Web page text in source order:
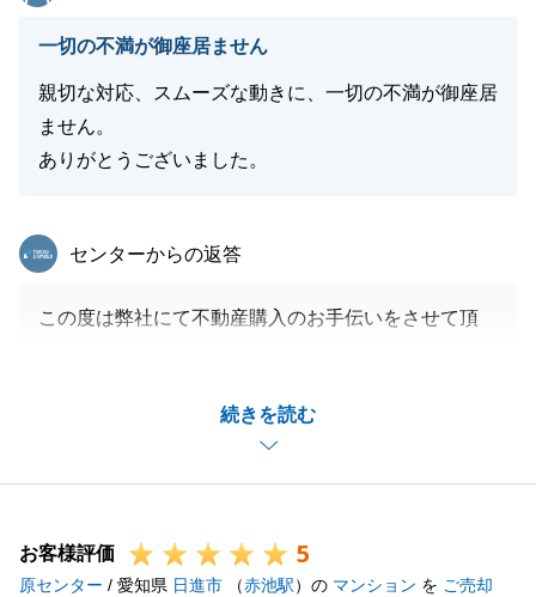
一切の不満が御座居ません
親切な対応、スムーズな動きに、一切の不満が御座居
ません。
ありがとうございました。
続きを読む
東急リバブル
センターからの返答
この度は弊社にて不動産購入のお手伝いをさせて頂
たり、微力ながらお力になれたならという思いです。
ご契約から、お引渡しまでの１ヶ月S様にはローン手
続きなど迅速に動いていただき、スムーズにいったの
私も、誠に感謝致しております。
また、お住まいのお悩み事や、ご質問がございました
お客様評価 5
原センター / 愛知県 日進市 （赤池駅）の マンション を ご売却